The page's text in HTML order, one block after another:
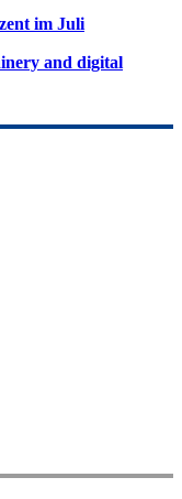
im Juli
and digital